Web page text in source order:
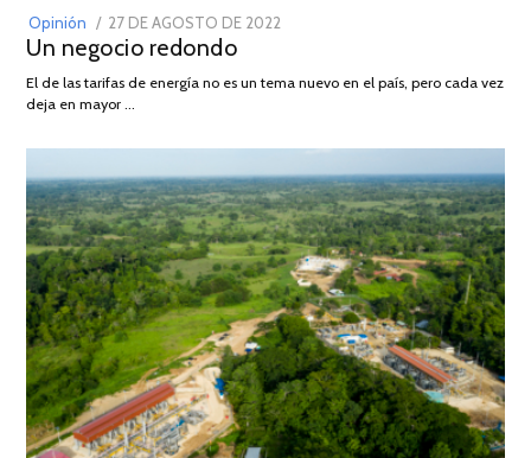
Opinión
POSTED
ON
27 DE AGOSTO DE 2022
DE
Un negocio redondo
El de las tarifas de energía no es un tema nuevo en el país, pero cada vez
deja en mayor …